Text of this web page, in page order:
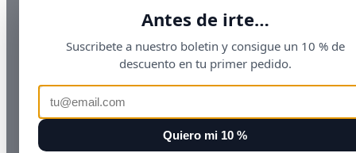
Antes de irte…
Suscribete a nuestro boletin y consigue un 10 % de
descuento en tu primer pedido.
Quiero mi 10 %